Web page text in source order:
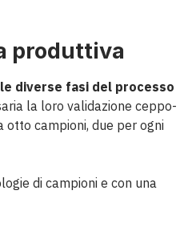
produttiva
diverse fasi del processo
la loro validazione ceppo-
campioni, due per ogni
di campioni e con una